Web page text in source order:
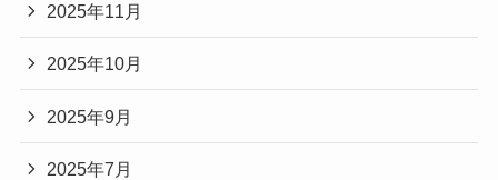
2025年11月
2025年10月
2025年9月
2025年7月